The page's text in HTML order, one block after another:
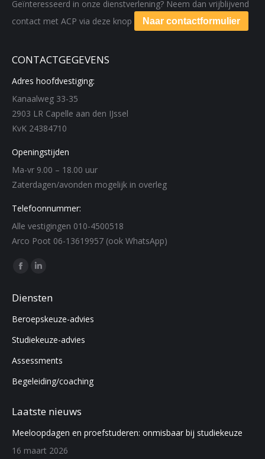
Geïnteresseerd in onze dienstverlening? Neem dan vrijblijvend
contact met ACP via deze knop
Naar contactformulier
CONTACTGEGEVENS
Adres hoofdvestiging:
Kanaalweg 33-35
2903 LR Capelle aan den IJssel
KvK 24384710
Openingstijden
Ma-vr 9.00 – 18.00 uur
Zaterdagen/avonden mogelijk in overleg
Telefoonnummer:
Alle vestigingen 010-4500518
Arco Poot 06-13619957 (ook WhatsApp)
Find us on:
Facebook
opens
in
new
opens
in
Diensten
Beroepskeuze-advies
Studiekeuze-advies
Assessments
Begeleiding/coaching
Laatste nieuws
Meeloopdagen en proefstuderen: onmisbaar bij studiekeuze
16 maart 2026